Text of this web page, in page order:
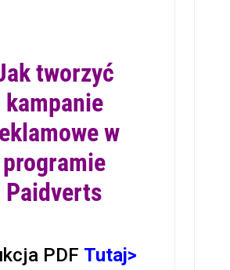
tworzyć
kampanie
w
programie
Paidverts
PDF Tutaj>